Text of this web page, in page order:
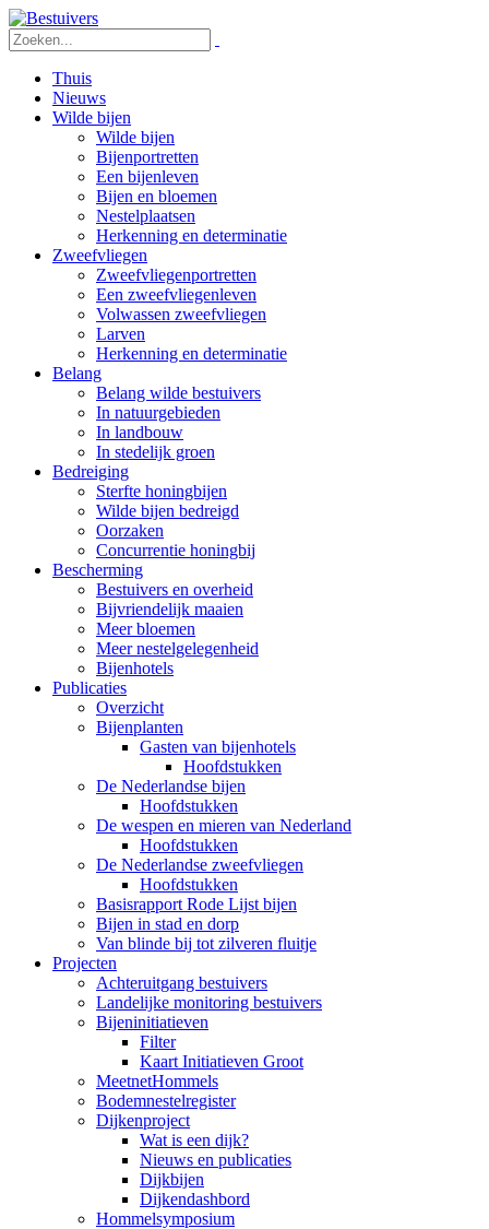
Thuis
Nieuws
Wilde bijen
Wilde bijen
Bijenportretten
Een bijenleven
Bijen en bloemen
Nestelplaatsen
Herkenning en determinatie
Zweefvliegen
Zweefvliegenportretten
Een zweefvliegenleven
Volwassen zweefvliegen
Larven
Herkenning en determinatie
Belang
Belang wilde bestuivers
In natuurgebieden
In landbouw
In stedelijk groen
Bedreiging
Sterfte honingbijen
Wilde bijen bedreigd
Oorzaken
Concurrentie honingbij
Bescherming
Bestuivers en overheid
Bijvriendelijk maaien
Meer bloemen
Meer nestelgelegenheid
Bijenhotels
Publicaties
Overzicht
Bijenplanten
Gasten van bijenhotels
Hoofdstukken
De Nederlandse bijen
Hoofdstukken
De wespen en mieren van Nederland
Hoofdstukken
De Nederlandse zweefvliegen
Hoofdstukken
Basisrapport Rode Lijst bijen
Bijen in stad en dorp
Van blinde bij tot zilveren fluitje
Projecten
Achteruitgang bestuivers
Landelijke monitoring bestuivers
Bijeninitiatieven
Filter
Kaart Initiatieven Groot
MeetnetHommels
Bodemnestelregister
Dijkenproject
Wat is een dijk?
Nieuws en publicaties
Dijkbijen
Dijkendashbord
Hommelsymposium